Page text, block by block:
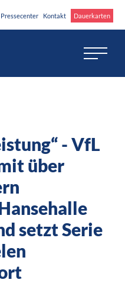
Pressecenter Kontakt Dauerkarten
- VfL
über
setzt Serie